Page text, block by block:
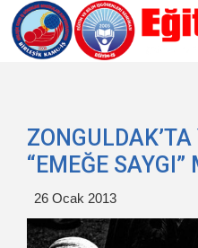
“EMEĞE
26 Ocak 2013